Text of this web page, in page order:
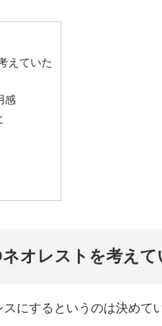
えていた
感
オレストを考えて
にするというのは決めて